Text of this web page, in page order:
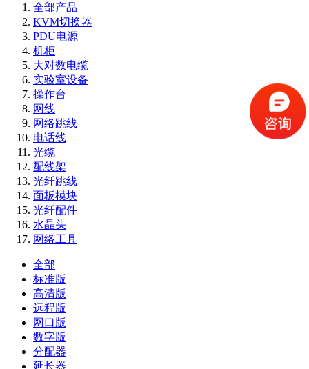
全部产品
KVM切换器
PDU电源
机柜
大对数电缆
实验室设备
操作台
网线
网络跳线
电话线
光缆
配线架
光纤跳线
面板模块
光纤配件
水晶头
网络工具
全部
标准版
高清版
远程版
网口版
数字版
分配器
延长器